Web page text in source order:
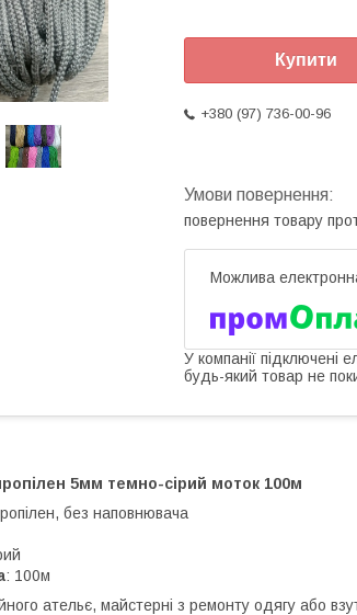
Купити
+380 (97) 736-00-96
повернення товару
У компанії підключені
будь-який товар не
5мм темно-сірий моток 100м
без наповнювача
: 100м
ательє, майстерні з ремонту одягу або